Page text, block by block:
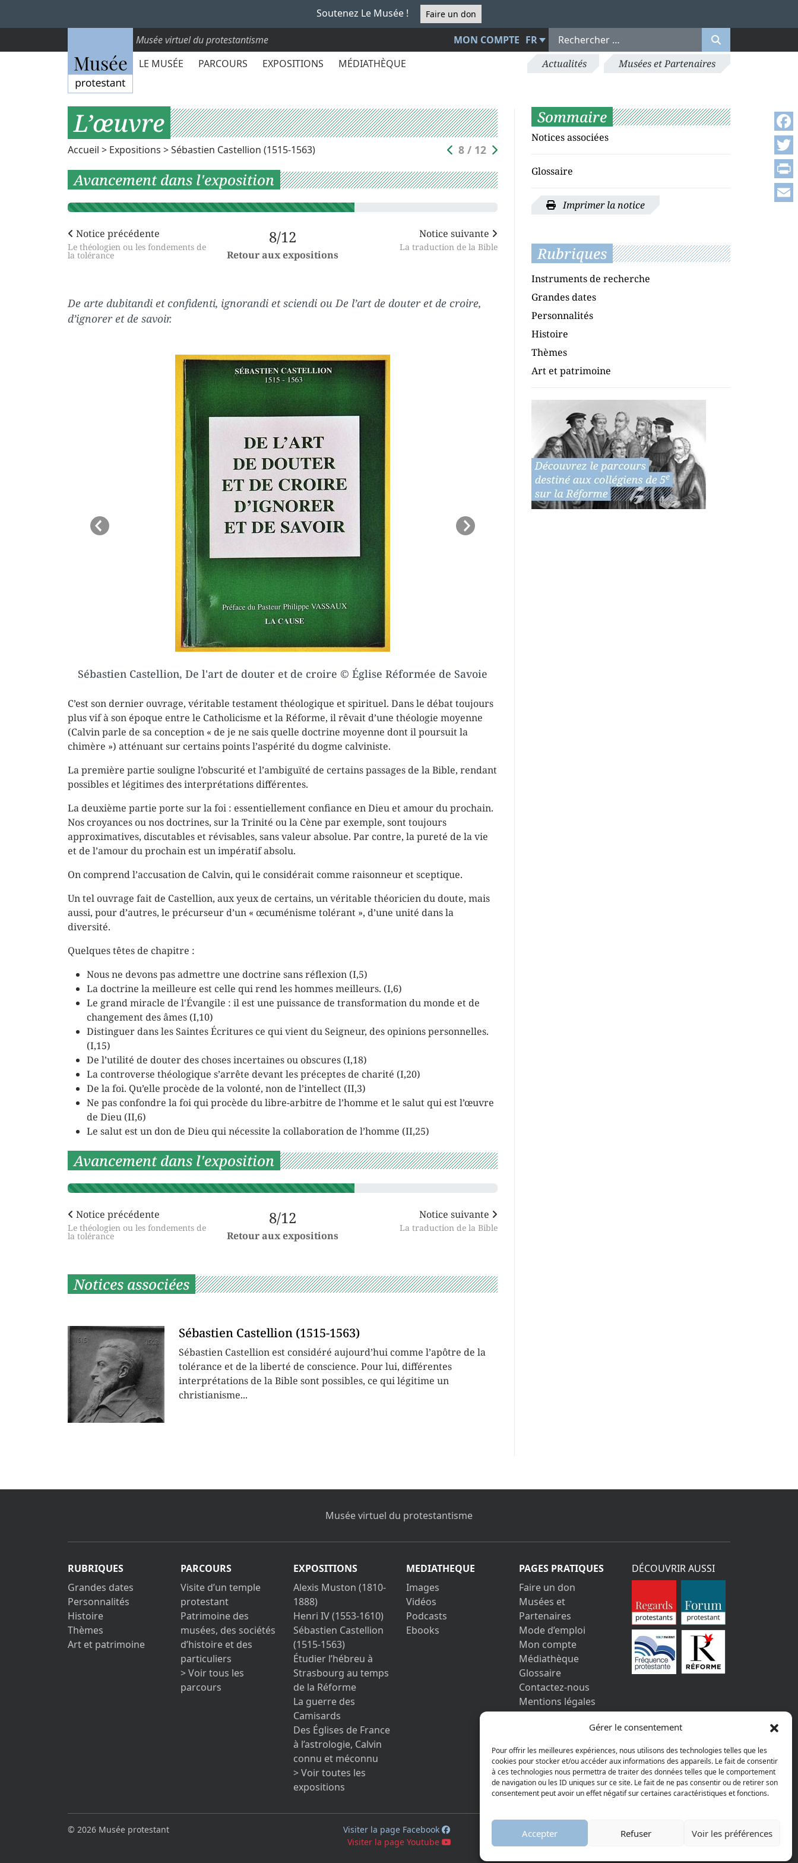
Gérer le consentement
Pour offrir les meilleures expériences, nous utilisons des technologies telles que les
cookies pour stocker et/ou accéder aux informations des appareils. Le fait de consentir
à ces technologies nous permettra de traiter des données telles que le comportement
de navigation ou les ID uniques sur ce site. Le fait de ne pas consentir ou de retirer son
consentement peut avoir un effet négatif sur certaines caractéristiques et fonctions.
Accepter Refuser Voir les préférences
Soutenez Le Musée ! Faire un don
Musée virtuel du protestantisme MON COMPTE FR
LE MUSÉE
PARCOURS EXPOSITIONS MÉDIATHÈQUE Actualités Musées et Partenaires
L’œuvre
Accueil > Expositions >Sébastien Castellion (1515-1563) 8 / 12
Avancement dans l'exposition
Notice précédente
Le théologien ou les fondements de
la tolérance
8/12
Retour aux expositions
Notice suivante
La traduction de la Bible
De arte dubitandi et confidenti, ignorandi et sciendi ou De l’art de douter et de croire,
d’ignorer et de savoir.
Sébastien Castellion, De l'art de douter et de croire © Église Réformée de Savoie
Sébastien Castellion, De l'art de douter et de croire © Eglise Réformée de Savoie
Previous Next
C’est son dernier ouvrage, véritable testament théologique et spirituel. Dans le débat toujours
plus vif à son époque entre le Catholicisme et la Réforme, il rêvait d’une théologie moyenne
(Calvin parle de sa conception « de je ne sais quelle doctrine moyenne dont il poursuit la
chimère ») atténuant sur certains points l’aspérité du dogme calviniste.
La première partie souligne l’obscurité et l’ambiguïté de certains passages de la Bible, rendant
possibles et légitimes des interprétations différentes.
La deuxième partie porte sur la foi : essentiellement confiance en Dieu et amour du prochain.
Nos croyances ou nos doctrines, sur la Trinité ou la Cène par exemple, sont toujours
approximatives, discutables et révisables, sans valeur absolue. Par contre, la pureté de la vie
et de l’amour du prochain est un impératif absolu.
On comprend l’accusation de Calvin, qui le considérait comme raisonneur et sceptique.
Un tel ouvrage fait de Castellion, aux yeux de certains, un véritable théoricien du doute, mais
aussi, pour d’autres, le précurseur d’un « œcuménisme tolérant », d’une unité dans la
diversité.
Quelques têtes de chapitre :
Nous ne devons pas admettre une doctrine sans réflexion (I,5)
La doctrine la meilleure est celle qui rend les hommes meilleurs. (I,6)
Le grand miracle de l'Évangile : il est une puissance de transformation du monde et de
changement des âmes (I,10)
Distinguer dans les Saintes Écritures ce qui vient du Seigneur, des opinions personnelles.
(I,15)
De l’utilité de douter des choses incertaines ou obscures (I,18)
La controverse théologique s’arrête devant les préceptes de charité (I,20)
De la foi. Qu’elle procède de la volonté, non de l’intellect (II,3)
Ne pas confondre la foi qui procède du libre-arbitre de l’homme et le salut qui est l’œuvre
de Dieu (II,6)
Le salut est un don de Dieu qui nécessite la collaboration de l’homme (II,25)
Avancement dans l'exposition
Notice précédente
Le théologien ou les fondements de
la tolérance
8/12
Retour aux expositions
Notice suivante
La traduction de la Bible
Notices associées
Sébastien Castellion (1515-1563)
Sébastien Castellion est considéré aujourd’hui comme l’apôtre de la
tolérance et de la liberté de conscience. Pour lui, différentes
interprétations de la Bible sont possibles, ce qui légitime un
christianisme...
Sommaire
Notices associées
Glossaire
Imprimer la notice
Rubriques
Instruments de recherche
Grandes dates
Personnalités
Histoire
Thèmes
Art et patrimoine
Musée virtuel du protestantisme
RUBRIQUES
Grandes dates
Personnalités
Histoire
Thèmes
Art et patrimoine
PARCOURS
Visite d’un temple
protestant
Patrimoine des
musées, des sociétés
d’histoire et des
particuliers
> Voir tous les
parcours
EXPOSITIONS
Alexis Muston (1810-
1888)
Henri IV (1553-1610)
Sébastien Castellion
(1515-1563)
Étudier l’hébreu à
Strasbourg au temps
de la Réforme
La guerre des
Camisards
Des Églises de France
à l’astrologie, Calvin
connu et méconnu
> Voir toutes les
expositions
MEDIATHEQUE
Images
Vidéos
Podcasts
Ebooks
PAGES PRATIQUES
Faire un don
Musées et
Partenaires
Mode d’emploi
Mon compte
Médiathèque
Glossaire
Contactez-nous
Mentions légales
Vos informations
cookies
DÉCOUVRIR AUSSI
© 2026 Musée protestant
Visiter la page Facebook
Visiter la page Youtube
AGGELOS
Print